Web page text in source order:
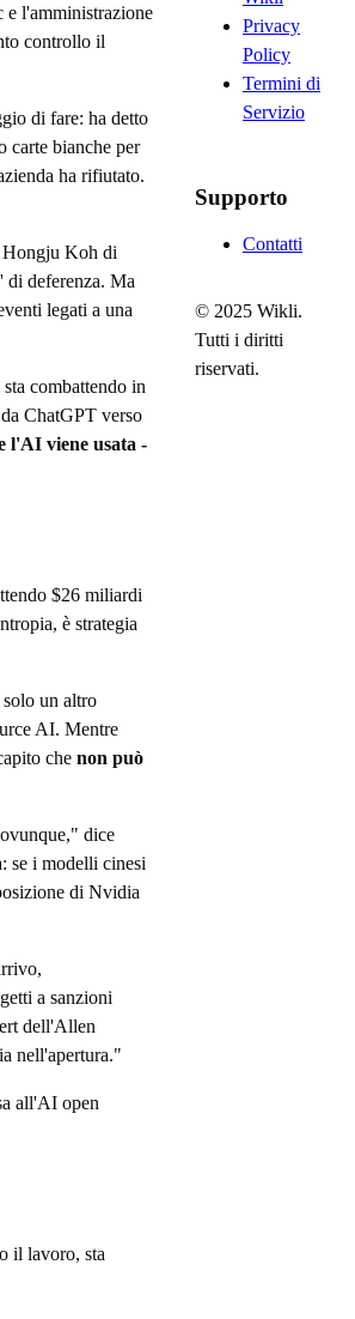
e l'amministrazione
controllo il
di fare: ha detto
carte bianche per
ha rifiutato.
Hongju Koh di
di deferenza. Ma
legati a una
combattendo in
ChatGPT verso
l'AI viene usata -
$26 miliardi
è strategia
un altro
AI. Mentre
che non può
dice
se i modelli cinesi
di Nvidia
a sanzioni
dell'Allen
nell'apertura."
all'AI open
il lavoro, sta
Privacy
Policy
Termini di
Servizio
Supporto
Contatti
© 2025 Wikli.
Tutti i diritti
riservati.